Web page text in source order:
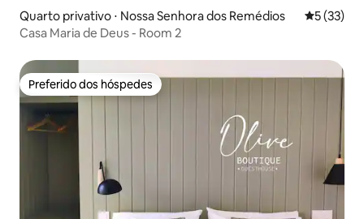
Quarto privativo ⋅ Nossa Senhora dos Remédios 5 de uma
5 (33)
Casa Maria de Deus - Room 2
Preferido dos hóspedes
Preferido dos hóspedes